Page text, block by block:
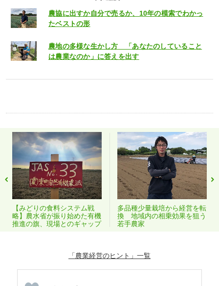
農協に出すか自分で売るか、10年の模索でわかっ
たベストの形
農地の多様な生かし方 「あなたのしていること
は農業なのか」に答えを出す
【みどりの食料システム戦
略】農水省が振り始めた有機
推進の旗、現場とのギャップ
多品種少量栽培から経営を転
換 地域内の相乗効果を狙う
若手農家
「農業経営のヒント」